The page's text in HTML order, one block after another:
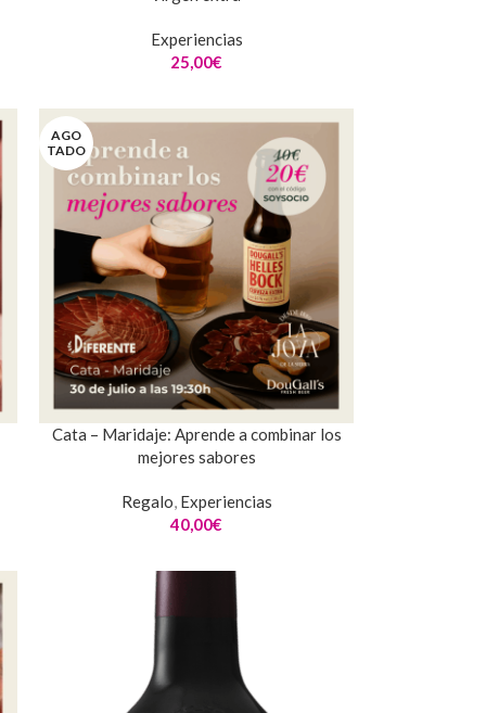
Experiencias
25,00€
AGO
TADO
Cata – Maridaje: Aprende a combinar los
mejores sabores
Regalo, Experiencias
40,00€